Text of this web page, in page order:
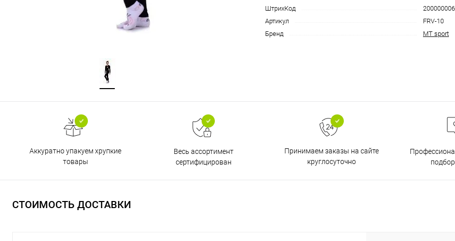
ШтрихКод
Артикул
FRV-10
Бренд
MT sport
Аккуратно упакуем хрупкие
товары
Весь ассортимент
сертифицирован
Принимаем заказы на сайте
круглосуточно
СТОИМОСТЬ ДОСТАВКИ